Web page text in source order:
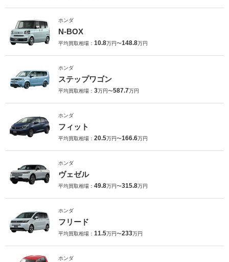
ホンダ
N-BOX
平均買取相場： 10.8万円〜148.8万円
ホンダ
ステップワゴン
平均買取相場： 3万円〜587.7万円
ホンダ
フィット
平均買取相場： 20.5万円〜166.6万円
ホンダ
ヴェゼル
平均買取相場： 49.8万円〜315.8万円
ホンダ
フリード
平均買取相場： 11.5万円〜233万円
ホンダ